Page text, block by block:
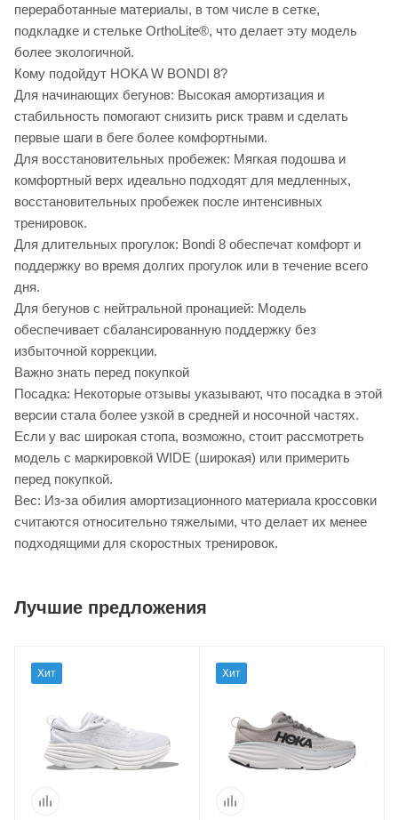
переработанные материалы, в том числе в сетке,
подкладке и стельке OrthoLite®, что делает эту модель
более экологичной.
Кому подойдут HOKA W BONDI 8?
Для начинающих бегунов: Высокая амортизация и
стабильность помогают снизить риск травм и сделать
первые шаги в беге более комфортными.
Для восстановительных пробежек: Мягкая подошва и
комфортный верх идеально подходят для медленных,
восстановительных пробежек после интенсивных
тренировок.
Для длительных прогулок: Bondi 8 обеспечат комфорт и
поддержку во время долгих прогулок или в течение всего
дня.
Для бегунов с нейтральной пронацией: Модель
обеспечивает сбалансированную поддержку без
избыточной коррекции.
Важно знать перед покупкой
Посадка: Некоторые отзывы указывают, что посадка в этой
версии стала более узкой в средней и носочной частях.
Если у вас широкая стопа, возможно, стоит рассмотреть
модель с маркировкой WIDE (широкая) или примерить
перед покупкой.
Вес: Из-за обилия амортизационного материала кроссовки
считаются относительно тяжелыми, что делает их менее
подходящими для скоростных тренировок.
Лучшие предложения
Хит Хит